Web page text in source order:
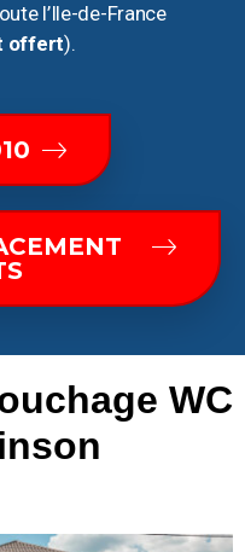
l’Ile-de-France
offert).
WC